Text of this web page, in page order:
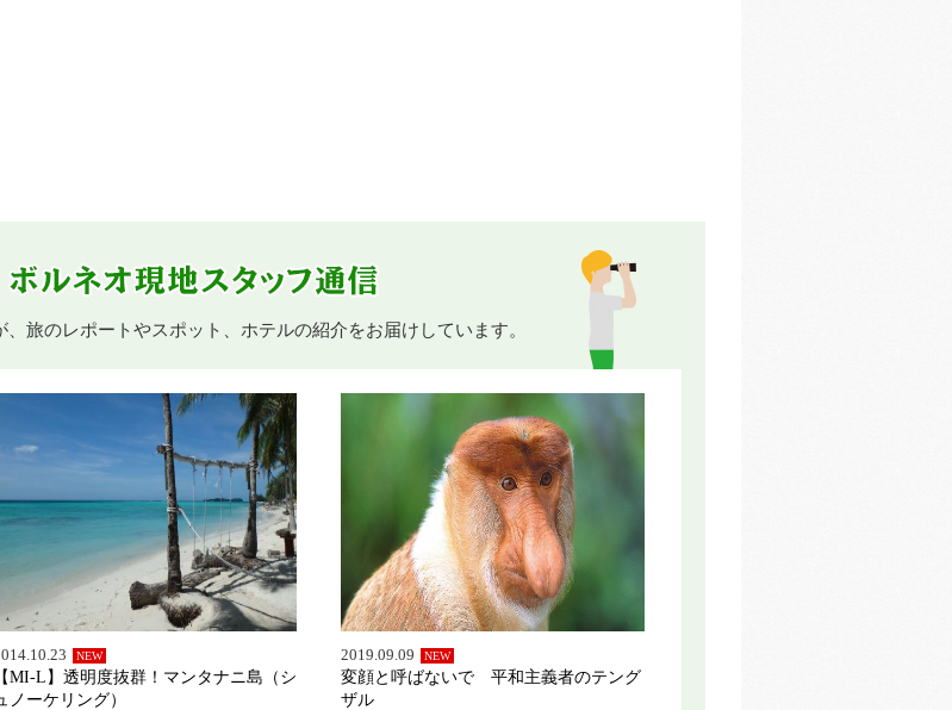
旅のレポートやスポット、ホテルの紹介をお届けしています。
NEW
【MI-L】透明度抜群！マンタナニ島（シ
ノーケリング）
2019.09.09 NEW
変顔と呼ばないで 平和主義者のテング
ザル